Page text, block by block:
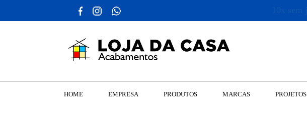
HOME EMPRESA PRODUTOS MARCAS PROJETOS